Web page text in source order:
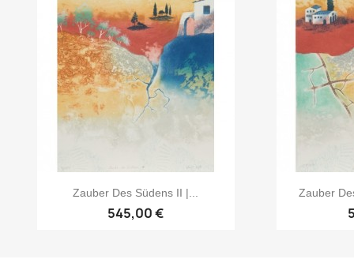
Zauber Des Südens II |...
545,00 €
Zauber